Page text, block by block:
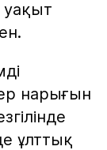
уақыт
нарығын
ұлттық